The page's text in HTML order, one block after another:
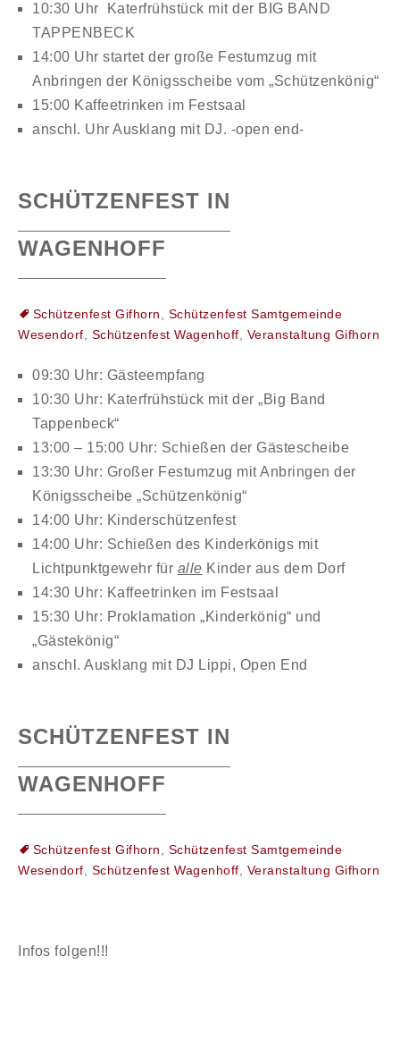
10:30 Uhr Katerfrühstück mit der BIG BAND
TAPPENBECK
14:00 Uhr startet der große Festumzug mit
Anbringen der Königsscheibe vom „Schützenkönig“
15:00 Kaffeetrinken im Festsaal
anschl. Uhr Ausklang mit DJ. -open end-
SCHÜTZENFEST IN
WAGENHOFF
Schützenfest Gifhorn
Schützenfest Samtgemeinde
Wesendorf
Schützenfest Wagenhoff Veranstaltung Gifhorn
09:30 Uhr: Gästeempfang
10:30 Uhr: Katerfrühstück mit der „Big Band
Tappenbeck“
13:00 – 15:00 Uhr: Schießen der Gästescheibe
13:30 Uhr: Großer Festumzug mit Anbringen der
Königsscheibe „Schützenkönig“
14:00 Uhr: Kinderschützenfest
14:00 Uhr: Schießen des Kinderkönigs mit
Lichtpunktgewehr für alle Kinder aus dem Dorf
14:30 Uhr: Kaffeetrinken im Festsaal
15:30 Uhr: Proklamation „Kinderkönig“ und
„Gästekönig“
anschl. Ausklang mit DJ Lippi, Open End
SCHÜTZENFEST IN
WAGENHOFF
Schützenfest Gifhorn
Schützenfest Samtgemeinde
Wesendorf
Schützenfest Wagenhoff Veranstaltung Gifhorn
Infos folgen!!!